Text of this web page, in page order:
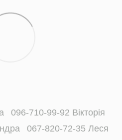
096-710-99-92 Вікторія
067-820-72-35 Леся